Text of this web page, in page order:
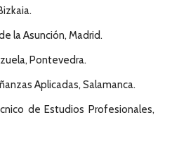
la Asunción, Madrid.
Pontevedra.
Aplicadas, Salamanca.
de Estudios Profesionales,